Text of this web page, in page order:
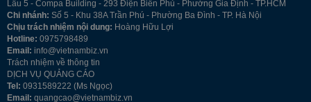
Lầu 5 - Compa Building - 293 Điện Biên Phủ - Phường Gia Định - TP.HCM
Chi nhánh: Số 5 - Khu 38A Trần Phú - Phường Ba Đình - TP. Hà Nội
Chịu trách nhiệm nội dung: Hoàng Hữu Lợi
Hotline: 0975798489
Email: info@vietnambiz.vn
Trách nhiệm về thông tin
DỊCH VỤ QUẢNG CÁO
Tel: 0931589222 (Ms Ngọc)
Email: quangcao@vietnambiz.vn